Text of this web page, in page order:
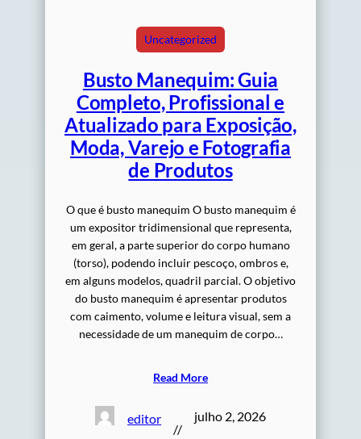
Uncategorized
Busto Manequim: Guia
Completo, Profissional e
Atualizado para Exposição,
Moda, Varejo e Fotografia
de Produtos
O que é busto manequim O busto manequim é
um expositor tridimensional que representa,
em geral, a parte superior do corpo humano
(torso), podendo incluir pescoço, ombros e,
em alguns modelos, quadril parcial. O objetivo
do busto manequim é apresentar produtos
com caimento, volume e leitura visual, sem a
necessidade de um manequim de corpo…
Read More
editor
//
julho 2, 2026